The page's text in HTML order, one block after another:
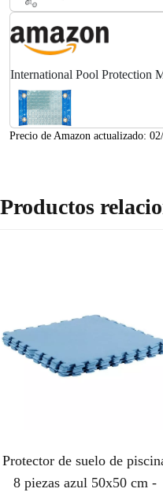
International Pool Protection
MICRAS Geo Bubble Solar
Lados Estrechos + Cubierta
Precio de Amazon actualizado:
Productos
Protector de suelo de
8 piezas azul 50x50 cm -